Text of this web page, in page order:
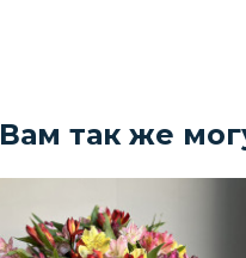
Вам так же